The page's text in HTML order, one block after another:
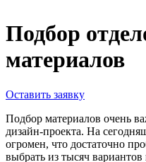
Подбор
материалов
Оставить заявку
Подбор материалов очень
дизайн-проекта. На
огромен, что достаточно
выбрать из тысяч